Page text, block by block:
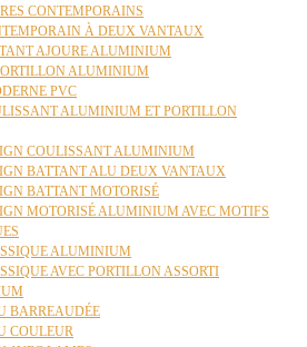
CONTEMPORAINS
À DEUX VANTAUX
AJOURE ALUMINIUM
ALUMINIUM
PVC
ALUMINIUM ET PORTILLON
COULISSANT ALUMINIUM
BATTANT ALU DEUX VANTAUX
BATTANT MOTORISÉ
MOTORISÉ ALUMINIUM AVEC MOTIFS
ALUMINIUM
AVEC PORTILLON ASSORTI
BARREAUDÉE
COULEUR